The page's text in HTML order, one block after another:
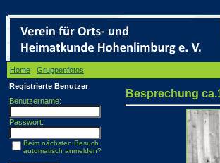
Home Gruppenfotos
Registrierte Benutzer
Benutzername:
Passwort:
Beim nächsten Besuch
automatisch anmelden?
Besprechung